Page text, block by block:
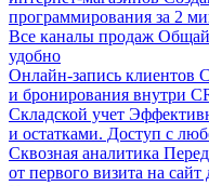
программирования за 2
Все каналы продаж
удобно
Онлайн-запись клиентов
и бронирования внутри
Складской учет
и остатками. Доступ с
Сквозная аналитика
от первого визита на